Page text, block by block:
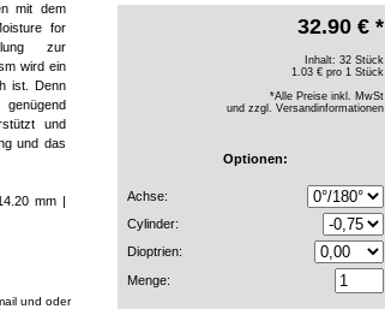
mit dem
for
zur
wird ein
ist. Denn
und
und das
mm |
und oder
32.90 € *
Inhalt: 32 Stück
1.03 € pro 1 Stück
*Alle Preise inkl. MwSt
und zzgl. Versandinformationen
Optionen:
Achse:
Cylinder:
Dioptrien:
Menge: